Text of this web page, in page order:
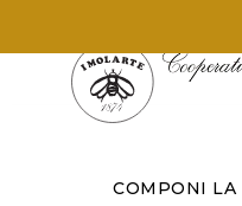
COMPONI LA